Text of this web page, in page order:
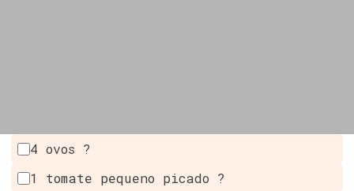
4 ovos ?
1 tomate pequeno picado ?